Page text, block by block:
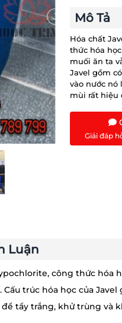
Mô Tả
Hóa chất
thức hóa
muối ăn ta
Javel gồm
vào nước nó
mùi rất hiệu
Giải đáp
Luận
công thức hóa
trúc hóa học của
tẩy trắng, khử trùng và